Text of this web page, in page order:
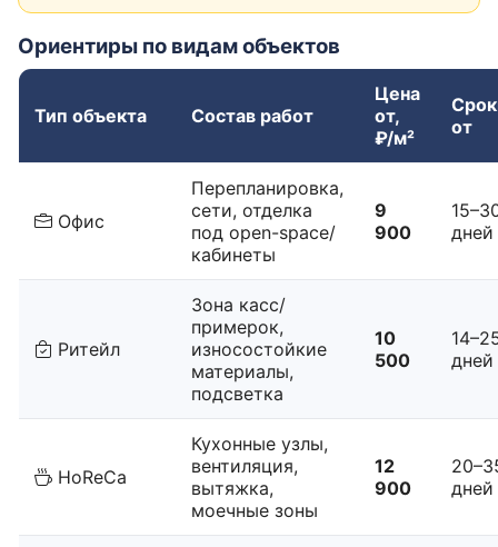
Ориентиры по видам объектов
Тип объекта Состав работ
Цена
от,
₽/м²
от
Офис
Перепланировка,
сети, отделка
под open-space/
кабинеты
9
900
дней
Ритейл
Зона касс/
примерок,
износостойкие
материалы,
подсветка
10
500
дней
HoReCa
Кухонные узлы,
вентиляция,
вытяжка,
моечные зоны
12
900
дней